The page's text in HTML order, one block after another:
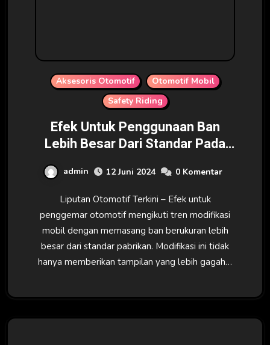
Aksesoris Otomotif
Otomotif Mobil
Safety Riding
Efek Untuk Penggunaan Ban
Lebih Besar Dari Standar Pada
admin 12 Juni 2024 0 Komentar
Liputan Otomotif Terkini – Efek untuk
penggemar otomotif mengikuti tren modifikasi
mobil dengan memasang ban berukuran lebih
besar dari standar pabrikan. Modifikasi ini tidak
hanya memberikan tampilan yang lebih gagah…